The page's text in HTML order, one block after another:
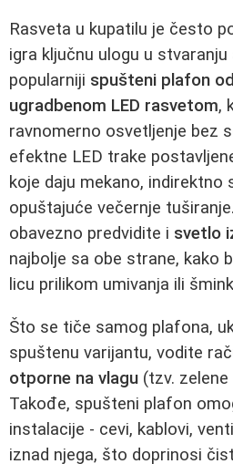
Rasveta u kupatilu je često
igra ključnu ulogu u
popularniji spušteni plafon
ugradbenom LED rasvetom,
ravnomerno osvetljenje bez
efektne LED trake
koje daju mekano, indirektno
opuštajuće večernje
obavezno predvidite i svetlo
najbolje sa obe strane, kako
licu prilikom umivanja ili
Što se tiče samog plafona,
spuštenu varijantu, vodite
otporne na vlagu (tzv.
Takođe, spušteni plafon
instalacije - cevi, kablovi,
iznad njega, što doprinosi